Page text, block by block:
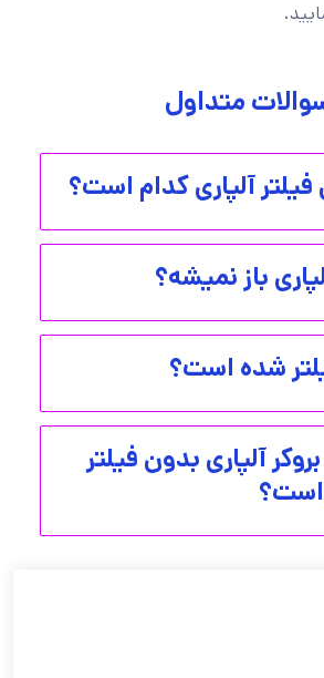
متداول
آلپاری کدام است؟
باز نمیشه؟
شده است؟
آلپاری بدون فیلتر
است؟